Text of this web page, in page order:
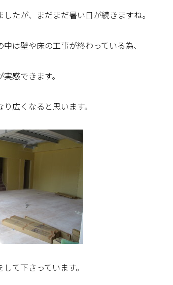
たが、まだまだ暑い日が続きますね。
は壁や床の工事が終わっている為、
感できます。
広くなると思います。
て下さっています。